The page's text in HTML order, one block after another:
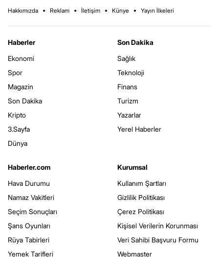
Hakkımızda Reklam İletişim Künye Yayın İlkeleri
Haberler
Ekonomi
Spor
Magazin
Son Dakika
Kripto
3.Sayfa
Dünya
Son Dakika
Sağlık
Teknoloji
Finans
Turizm
Yazarlar
Yerel Haberler
Haberler.com
Hava Durumu
Namaz Vakitleri
Seçim Sonuçları
Şans Oyunları
Rüya Tabirleri
Yemek Tarifleri
Kurumsal
Kullanım Şartları
Gizlilik Politikası
Çerez Politikası
Kişisel Verilerin Korunması
Veri Sahibi Başvuru Formu
Webmaster